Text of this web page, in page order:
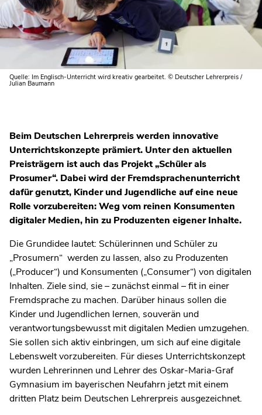
Quelle: Im Englisch-Unterricht wird kreativ gearbeitet. © Deutscher Lehrerpreis /
Julian Baumann
Beim Deutschen Lehrerpreis werden innovative
Unterrichtskonzepte prämiert. Unter den aktuellen
Preisträgern ist auch das Projekt „Schüler als
Prosumer“. Dabei wird der Fremdsprachenunterricht
dafür genutzt, Kinder und Jugendliche auf eine neue
Rolle vorzubereiten: Weg vom reinen Konsumenten
digitaler Medien, hin zu Produzenten eigener Inhalte.
Die Grundidee lautet: Schülerinnen und Schüler zu
„Prosumern“ werden zu lassen, also zu Produzenten
(„Producer“) und Konsumenten („Consumer“) von digitalen
Inhalten. Ziele sind, sie – zunächst einmal – fit in einer
Fremdsprache zu machen. Darüber hinaus sollen die
Kinder und Jugendlichen lernen, souverän und
verantwortungsbewusst mit digitalen Medien umzugehen.
Sie sollen sich aktiv einbringen, um sich auf eine digitale
Lebenswelt vorzubereiten. Für dieses Unterrichtskonzept
wurden Lehrerinnen und Lehrer des Oskar-Maria-Graf
Gymnasium im bayerischen Neufahrn jetzt mit einem
dritten Platz beim Deutschen Lehrerpreis ausgezeichnet.